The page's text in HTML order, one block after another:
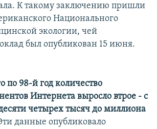
К такому заключению пришли
Национального
экологии, чей
был опубликован 15 июня.
по 98-й год количество
Интернета выросло втрое - с
четырех тысяч до миллиона
данные опубликовало